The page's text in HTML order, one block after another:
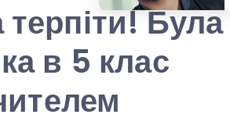
Була
в 5 клас